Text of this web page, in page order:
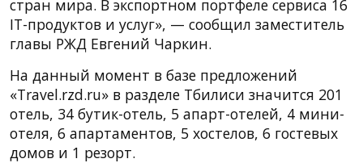
стран мира. В экспортном портфеле сервиса 16
IT-продуктов и услуг», — сообщил заместитель
главы РЖД Евгений Чаркин.
На данный момент в базе предложений
«Travel.rzd.ru» в разделе Тбилиси значится 201
отель, 34 бутик-отель, 5 апарт-отелей, 4 мини-
отеля, 6 апартаментов, 5 хостелов, 6 гостевых
домов и 1 резорт.